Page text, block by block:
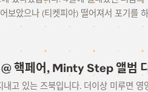
보았으나 (티켓피아) 떨어져서 포기를
핵페어, Minty Step 앨범
고 있는 즈북입니다. 더이상 미루면